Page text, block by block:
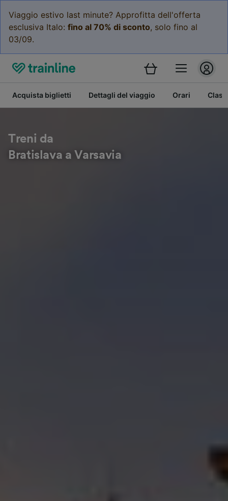
Viaggio estivo last minute? Approfitta dell'offerta
esclusiva Italo: fino al 70% di sconto, solo fino al
03/09.
Acquista biglietti Dettagli del viaggio Orari
Treni da
Bratislava a Varsavia